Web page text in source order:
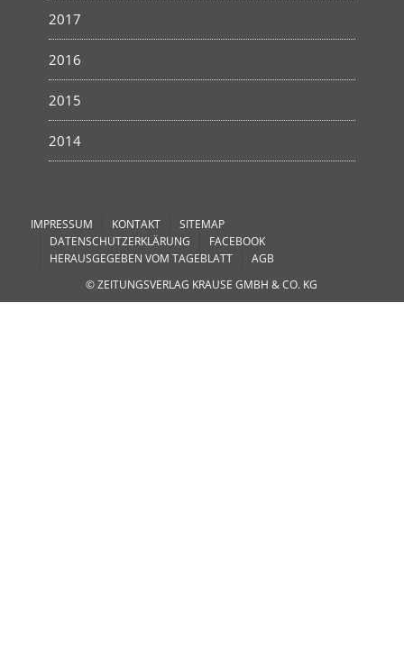
2017
2016
2015
2014
IMPRESSUM KONTAKT
SITEMAP
DATENSCHUTZERKLÄRUNG
FACEBOOK
HERAUSGEGEBEN VOM TAGEBLATT
AGB
© ZEITUNGSVERLAG KRAUSE GMBH & CO. KG